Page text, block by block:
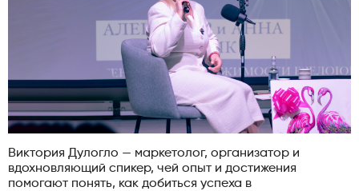
Виктория Дулогло — маркетолог, организатор и
вдохновляющий спикер, чей опыт и достижения
помогают понять, как добиться успеха в